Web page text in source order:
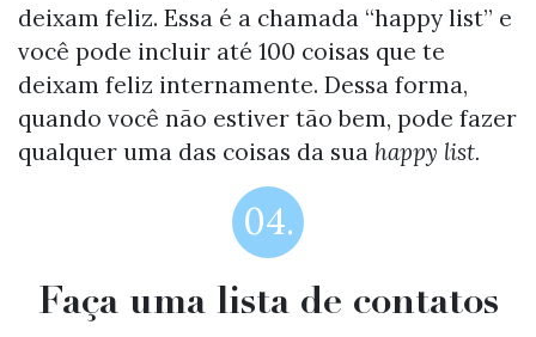
deixam feliz. Essa é a chamada “happy list” e
você pode incluir até 100 coisas que te
deixam feliz internamente. Dessa forma,
quando você não estiver tão bem, pode fazer
qualquer uma das coisas da sua happy list.
04.
Faça uma lista de contatos